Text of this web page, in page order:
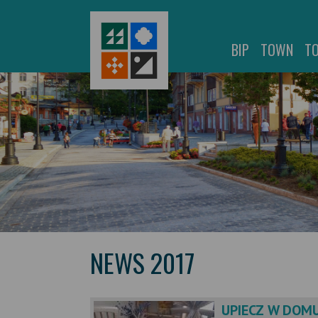
BIP TOWN
NEWS 2017
UPIECZ W